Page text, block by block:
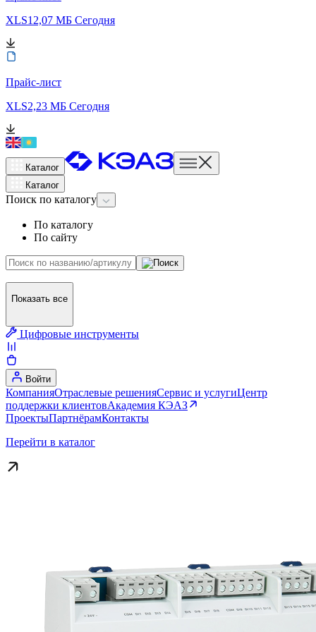
XLS12,07 МБ Сегодня
Прайс-лист
XLS2,23 МБ Сегодня
Каталог
Каталог
Поиск по каталогу
По каталогу
По сайту
Показать все
Цифровые инструменты
Войти
КомпанияОтраслевые решенияСервис и услугиЦентр
поддержки клиентовАкадемия КЭАЗ
ПроектыПартнёрамКонтакты
Перейти в каталог